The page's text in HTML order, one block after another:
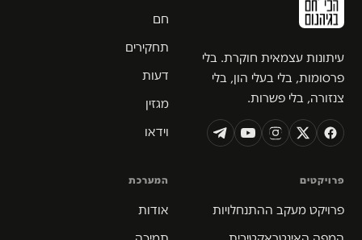
עיתונות עצמאית חוקרת. בלי
פרסומות, בלי בעלי הון, בלי
צנזורה, בלי פשרות.
חם
תחקירים
דעות
מגזין
וידאו
פרויקטים
פרויקט מעקב ההתנחלויות
המערכת
אודות